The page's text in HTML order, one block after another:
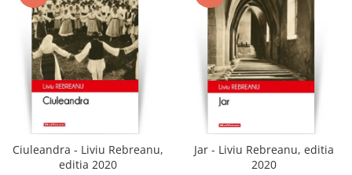
Ciuleandra - Liviu Rebreanu,
editia 2020
Jar - Liviu Rebreanu, editia
2020